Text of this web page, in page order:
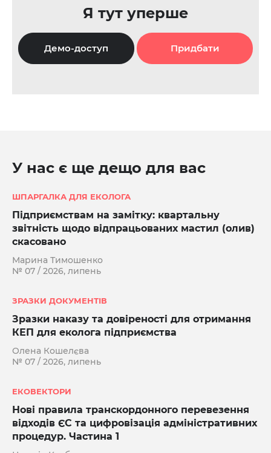
Я тут уперше
Демо-доступ Придбати
У нас є ще дещо для вас
ШПАРГАЛКА ДЛЯ ЕКОЛОГА
Підприємствам на замітку: квартальну
звітність щодо відпрацьованих мастил (олив)
скасовано
Марина Тимошенко
№ 07 / 2026, липень
ЗРАЗКИ ДОКУМЕНТІВ
Зразки наказу та довіреності для отримання
КЕП для еколога підприємства
Олена Кошелєва
№ 07 / 2026, липень
ЕКОВЕКТОРИ
Нові правила транскордонного перевезення
відходів ЄС та цифровізація адміністративних
процедур. Частина 1